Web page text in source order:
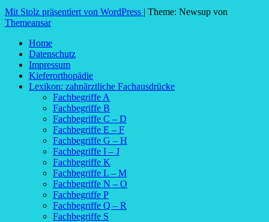
Mit Stolz präsentiert von WordPress | Theme: Newsup von
Themeansar
Home
Datenschutz
Impressum
Kieferorthopädie
Lexikon: zahnärztliche Fachausdrücke
Fachbegriffe A
Fachbegriffe B
Fachbegriffe C – D
Fachbegriffe E – F
Fachbegriffe G – H
Fachbegriffe I – J
Fachbegriffe K
Fachbegriffe L – M
Fachbegriffe N – O
Fachbegriffe P
Fachbegriffe Q – R
Fachbegriffe S